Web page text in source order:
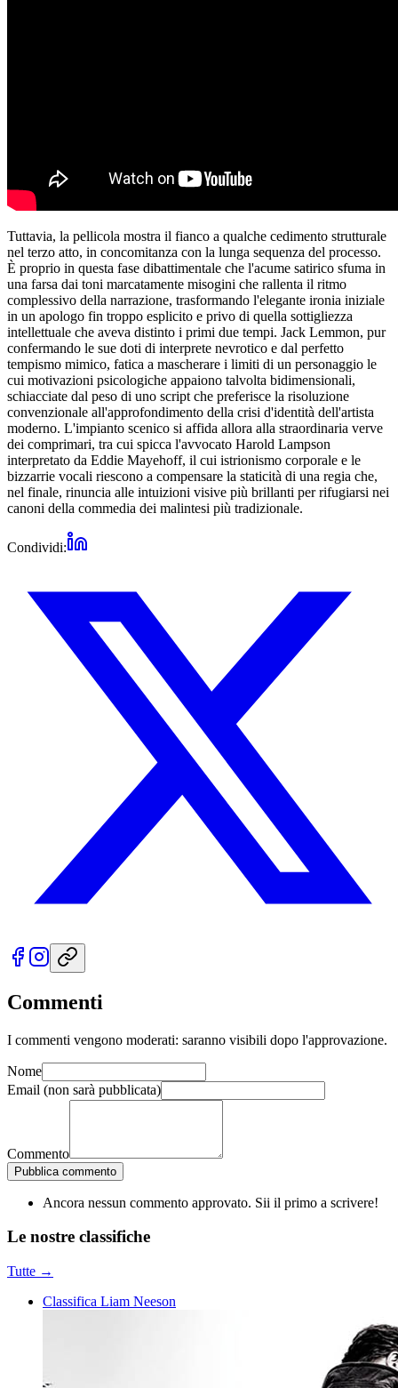
Tuttavia, la pellicola mostra il fianco a qualche cedimento strutturale
nel terzo atto, in concomitanza con la lunga sequenza del processo.
È proprio in questa fase dibattimentale che l'acume satirico sfuma in
una farsa dai toni marcatamente misogini che rallenta il ritmo
complessivo della narrazione, trasformando l'elegante ironia iniziale
in un apologo fin troppo esplicito e privo di quella sottigliezza
intellettuale che aveva distinto i primi due tempi. Jack Lemmon, pur
confermando le sue doti di interprete nevrotico e dal perfetto
tempismo mimico, fatica a mascherare i limiti di un personaggio le
cui motivazioni psicologiche appaiono talvolta bidimensionali,
schiacciate dal peso di uno script che preferisce la risoluzione
convenzionale all'approfondimento della crisi d'identità dell'artista
moderno. L'impianto scenico si affida allora alla straordinaria verve
dei comprimari, tra cui spicca l'avvocato Harold Lampson
interpretato da Eddie Mayehoff, il cui istrionismo corporale e le
bizzarrie vocali riescono a compensare la staticità di una regia che,
nel finale, rinuncia alle intuizioni visive più brillanti per rifugiarsi nei
canoni della commedia dei malintesi più tradizionale.
Condividi:
Commenti
I commenti vengono moderati: saranno visibili dopo l'approvazione.
Nome
Email (non sarà pubblicata)
Commento
Pubblica commento
Ancora nessun commento approvato. Sii il primo a scrivere!
Le nostre classifiche
Tutte →
Classifica Liam Neeson